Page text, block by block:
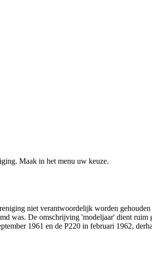
Maak in het menu uw keuze.
niet verantwoordelijk worden
was. De omschrijving 'modeljaar' dient ruim
1961 en de P220 in februari 1962,